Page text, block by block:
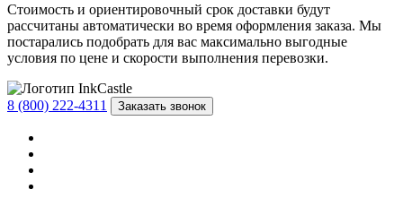
Стоимость и ориентировочный срок доставки будут
рассчитаны автоматически во время оформления заказа. Мы
постарались подобрать для вас максимально выгодные
условия по цене и скорости выполнения перевозки.
8 (800) 222-4311 Заказать звонок